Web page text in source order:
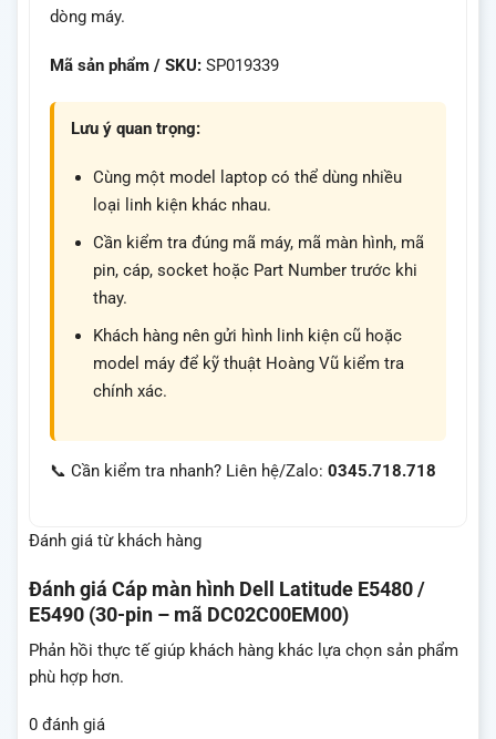
dòng máy.
Mã sản phẩm / SKU: SP019339
Lưu ý quan trọng:
Cùng một model laptop có thể dùng nhiều
loại linh kiện khác nhau.
Cần kiểm tra đúng mã máy, mã màn hình, mã
pin, cáp, socket hoặc Part Number trước khi
thay.
Khách hàng nên gửi hình linh kiện cũ hoặc
model máy để kỹ thuật Hoàng Vũ kiểm tra
chính xác.
📞 Cần kiểm tra nhanh? Liên hệ/Zalo: 0345.718.718
Đánh giá từ khách hàng
Đánh giá Cáp màn hình Dell Latitude E5480 /
E5490 (30-pin – mã DC02C00EM00)
Phản hồi thực tế giúp khách hàng khác lựa chọn sản phẩm
phù hợp hơn.
0 đánh giá